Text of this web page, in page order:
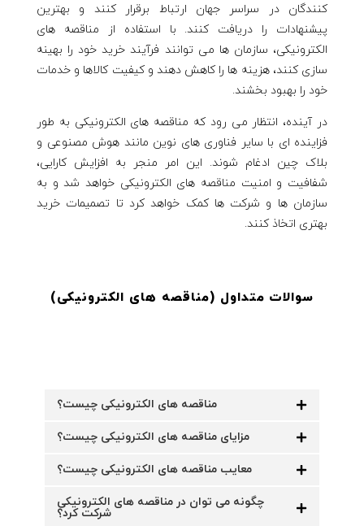
کنندگان در سراسر جهان ارتباط برقرار کنند و بهترین
پیشنهادات را دریافت کنند. با استفاده از مناقصه های
الکترونیکی، سازمان ها می توانند فرآیند خرید خود را بهینه
سازی کنند، هزینه ها را کاهش دهند و کیفیت کالاها و خدمات
خود را بهبود بخشند.
در آینده، انتظار می رود که مناقصه های الکترونیکی به طور
فزاینده ای با سایر فناوری های نوین مانند هوش مصنوعی و
بلاک چین ادغام شوند. این امر منجر به افزایش کارایی،
شفافیت و امنیت مناقصه های الکترونیکی خواهد شد و به
سازمان ها و شرکت ها کمک خواهد کرد تا تصمیمات خرید
بهتری اتخاذ کنند.
سوالات متداول (مناقصه های الکترونیکی)
مناقصه های الکترونیکی چیست؟
مزایای مناقصه های الکترونیکی چیست؟
معایب مناقصه های الکترونیکی چیست؟
چگونه می توان در مناقصه های الکترونیکی
شرکت کرد؟